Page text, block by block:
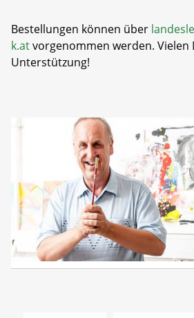
Bestellungen können über
k.atvorgenommen werden. Vielen
Unterstützung!